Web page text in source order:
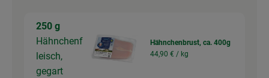
250 g
Hähnchenf
leisch,
gegart
Hähnchenbrust, ca. 400g
44,90 € / kg